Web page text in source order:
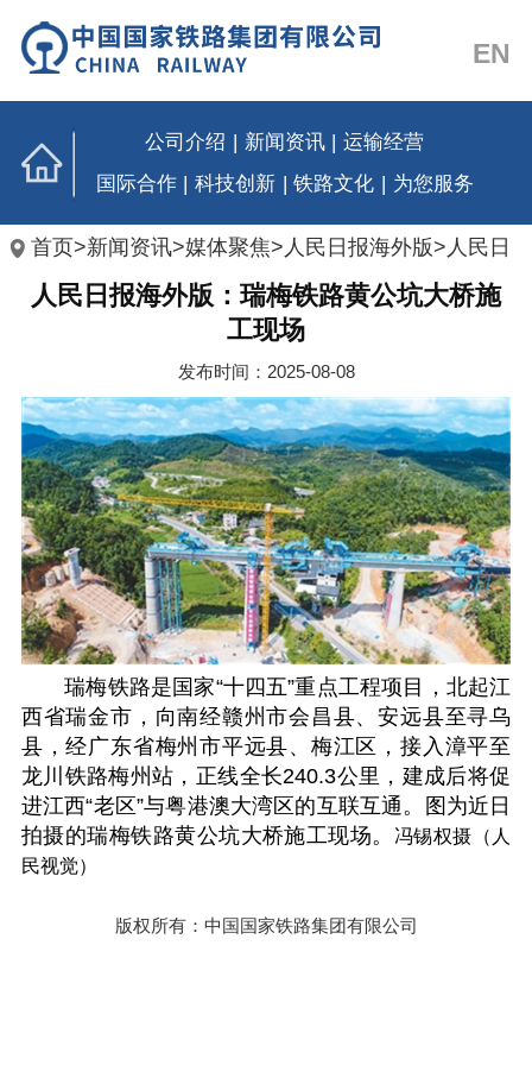
EN
公司介绍 新闻资讯
运输经营
国际合作 | 科技创新 | 铁路文化 | 为您服务
首页>新闻资讯>媒体聚焦> 人民日报海外版> 人民日
报海外版
人民日报海外版：瑞梅铁路黄公坑大桥施
工现场
发布时间：2025-08-08
瑞梅铁路是国家“十四五”重点工程项目，北起江
西省瑞金市，向南经赣州市会昌县、安远县至寻乌
县，经广东省梅州市平远县、梅江区，接入漳平至
龙川铁路梅州站，正线全长240.3公里，建成后将促
进江西“老区”与粤港澳大湾区的互联互通。图为近日
拍摄的瑞梅铁路黄公坑大桥施工现场。
冯锡权摄（人
民视觉）
版权所有：中国国家铁路集团有限公司